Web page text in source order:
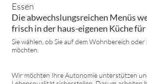
Essen
Die abwechslungsreichen Menüs
frisch in der haus-eigenen Küche
Sie wählen, ob Sie auf dem Wohnbereich oder
möchten.
Wir möchten Ihre Autonomie unterstützen